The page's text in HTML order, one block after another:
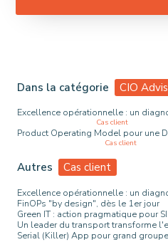
Dans la catégorie CIO
Excellence opérationnelle : un
Cas client
Product Operating Model pour une
Cas client
Autres Cas client
Excellence opérationnelle : un
FinOPs "by design", dès le 1er jour
Green IT : action pragmatique pour
Un leader du transport transforme
Serial (Killer) App pour grand